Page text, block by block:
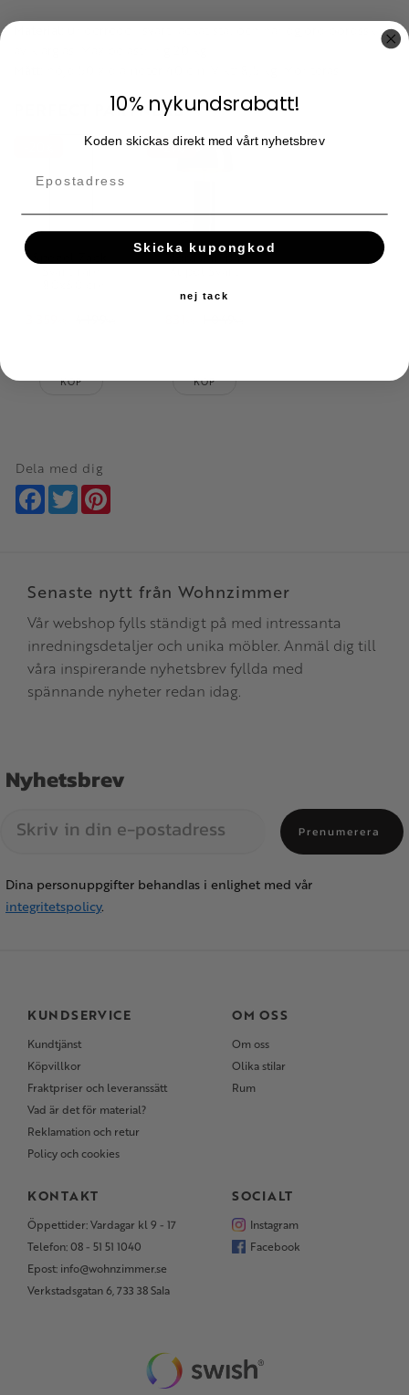
underrede i svart lackat stål och handgjord bordsskiva
PERFECT PARTNERS
Spegel Zack,
KÖP
Bordslampa
21%
KÖP
Dela med dig
Facebook
Twitter
Senaste nytt från Wohnzimmer
Vår webshop fylls ständigt på med intressanta
inredningsdetaljer och unika möbler. Anmäl dig till
våra inspirerande nyhetsbrev fyllda med
spännande nyheter redan idag.
Nyhetsbrev
Prenumerera
Dina personuppgifter behandlas i enlighet med vår
integritetspolicy.
KUNDSERVICE
Kundtjänst
Köpvillkor
Fraktpriser och leveranssätt
Vad är det för material?
Reklamation och retur
Policy och cookies
OM OSS
Om oss
Olika stilar
Rum
KONTAKT
Öppettider: Vardagar kl 9 - 17
Telefon: 08 - 51 51 1040
Epost: info@wohnzimmer.se
Verkstadsgatan 6, 733 38 Sala
SOCIALT
Instagram
Facebook
10% nykundsrabatt!
Koden skickas direkt med vårt nyhetsbrev
Skicka kupongkod
nej tack